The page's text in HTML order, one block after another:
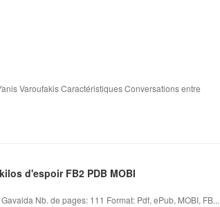
Varoufakis Caractéristiques Conversations entre
d'espoir FB2 PDB MOBI
Nb. de pages: 111 Format: Pdf, ePub, MOBI, FB...